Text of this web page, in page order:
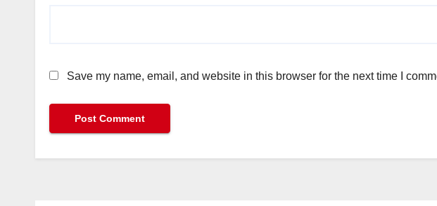
Save my name, email, and website in this browser for the next time I